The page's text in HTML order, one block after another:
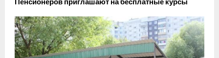
Пенсионеров приглашают на бесплатные курсы